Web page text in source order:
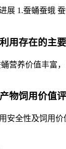
展 1.蚕蛹蚕蛾
用存在的主
蛹营养价值丰富
物饲用价值
安全性及饲用